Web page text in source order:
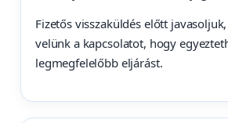
Fizetős visszaküldés előtt
velünk a kapcsolatot, hogy
legmegfelelőbb eljárást.